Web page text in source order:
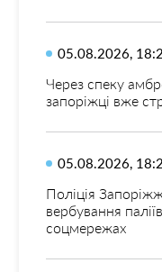
05.08.2026,
Через спеку
запоріжці вже
05.08.2026,
Поліція
вербування
соцмережах